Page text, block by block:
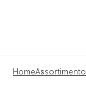
HomeAssortimento